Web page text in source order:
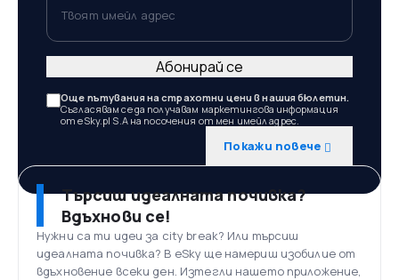
Още пътувания на страхотни цени в нашия бюлетин.
Съгласявам се да получавам маркетингова информация
от eSky.pl S.A на посочения от мен имейл адрес.
Покажи повече
Абонирай се
Търсиш идеалната почивка?
Вдъхнови се!
Нужни са ти идеи за city break? Или търсиш
идеалната почивка? В eSky ще намериш изобилие от
вдъхновение всеки ден. Изтегли нашето приложение,